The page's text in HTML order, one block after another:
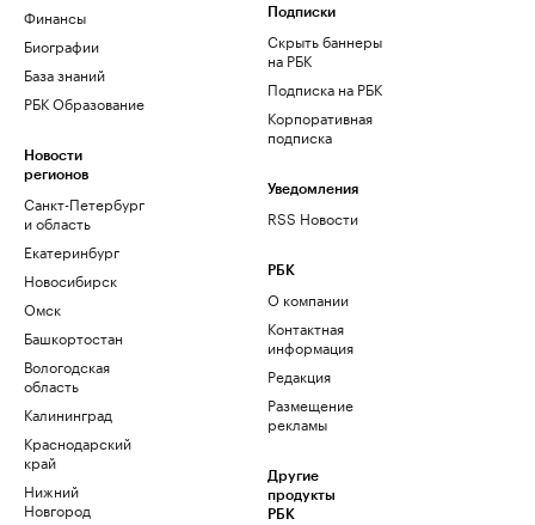
Финансы
Биографии
База знаний
РБК Образование
Новости
регионов
Санкт-Петербург
и область
Екатеринбург
Новосибирск
Омск
Башкортостан
Вологодская
область
Калининград
Краснодарский
край
Нижний
Новгород
Подписки
Скрыть баннеры
на РБК
Подписка на РБК
Корпоративная
подписка
Уведомления
RSS Новости
РБК
О компании
Контактная
информация
Редакция
Размещение
рекламы
Другие
продукты
РБК